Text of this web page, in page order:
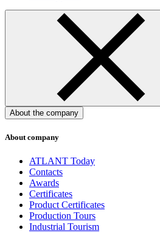
About the company
About company
ATLANT Today
Contacts
Awards
Certificates
Product Certificates
Production Tours
Industrial Tourism